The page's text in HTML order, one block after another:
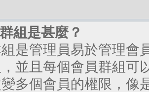
組是甚麼？
是管理員易於管理會
，並且每個會員群組可
多個會員的權限，像